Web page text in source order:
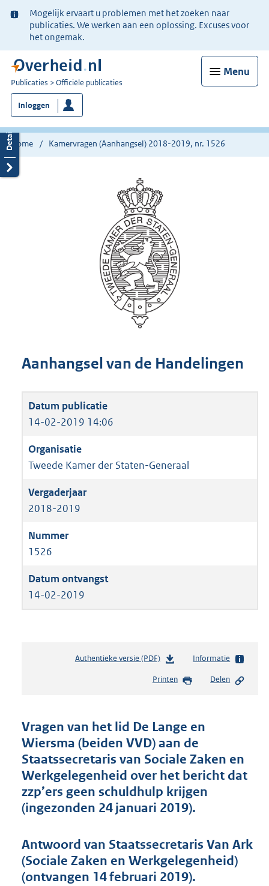
Ter
informatie:
Mogelijk ervaart u problemen met het zoeken naar
publicaties. We werken aan een oplossing. Excuses voor
het ongemak.
Menu
U
bent
nu
hier:
Publicaties Officiële publicaties
Inloggen
Home Kamervragen (Aanhangsel) 2018-2019, nr. 1526
Aanhangsel van de Handelingen
14-02-2019 14:06
Tweede Kamer der Staten-Generaal
2018-2019
1526
14-02-2019
Authentieke versie (PDF)b
s
d
s
g
r
o
t
:
5
0
Informatie
Printen Delen
Vragen van het lid De Lange en
Wiersma (beiden VVD) aan de
Staatssecretaris van Sociale Zaken en
Werkgelegenheid over het bericht dat
zzp’ers geen schuldhulp krijgen
(ingezonden 24 januari 2019).
Antwoord van Staatssecretaris Van Ark
(Sociale Zaken en Werkgelegenheid)
(ontvangen 14 februari 2019).